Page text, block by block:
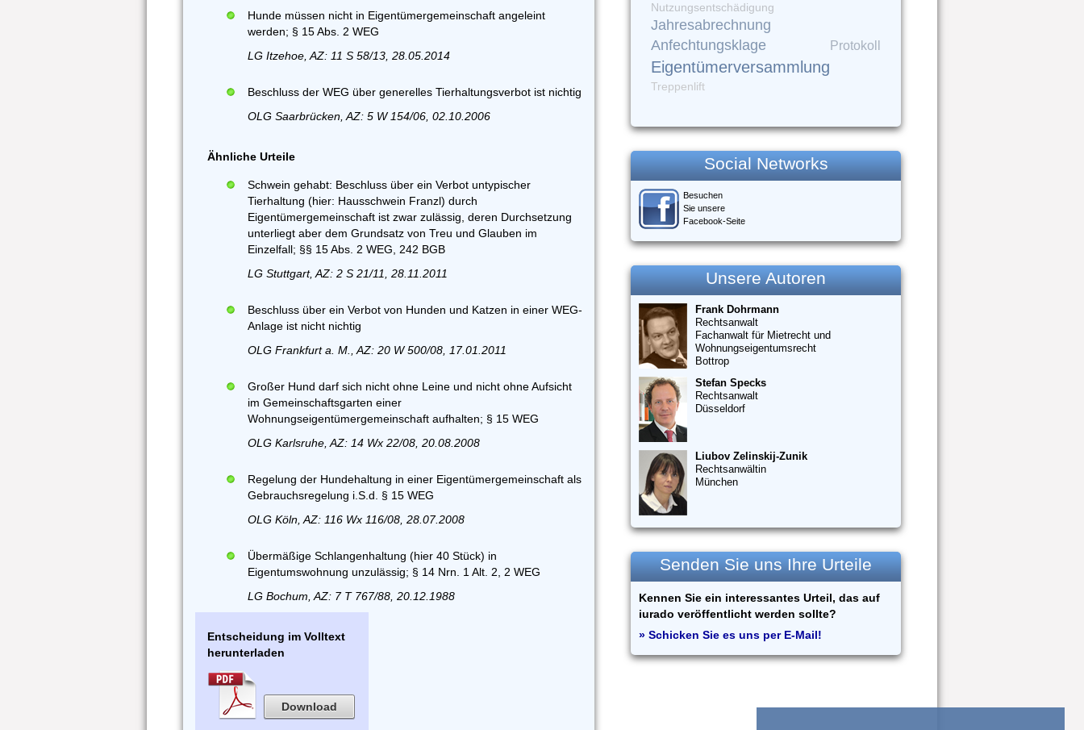
Hunde müssen nicht in Eigentümergemeinschaft angeleint
werden; § 15 Abs. 2 WEG
LG Itzehoe, AZ: 11 S 58/13, 28.05.2014
Beschluss der WEG über generelles Tierhaltungsverbot ist nichtig
OLG Saarbrücken, AZ: 5 W 154/06, 02.10.2006
Ähnliche Urteile
Schwein gehabt: Beschluss über ein Verbot untypischer
Tierhaltung (hier: Hausschwein Franzl) durch
Eigentümergemeinschaft ist zwar zulässig, deren Durchsetzung
unterliegt aber dem Grundsatz von Treu und Glauben im
Einzelfall; §§ 15 Abs. 2 WEG, 242 BGB
LG Stuttgart, AZ: 2 S 21/11, 28.11.2011
Beschluss über ein Verbot von Hunden und Katzen in einer WEG-
Anlage ist nicht nichtig
OLG Frankfurt a. M., AZ: 20 W 500/08, 17.01.2011
Großer Hund darf sich nicht ohne Leine und nicht ohne Aufsicht
im Gemeinschaftsgarten einer
Wohnungseigentümergemeinschaft aufhalten; § 15 WEG
OLG Karlsruhe, AZ: 14 Wx 22/08, 20.08.2008
Regelung der Hundehaltung in einer Eigentümergemeinschaft als
Gebrauchsregelung i.S.d. § 15 WEG
OLG Köln, AZ: 116 Wx 116/08, 28.07.2008
Übermäßige Schlangenhaltung (hier 40 Stück) in
Eigentumswohnung unzulässig; § 14 Nrn. 1 Alt. 2, 2 WEG
LG Bochum, AZ: 7 T 767/88, 20.12.1988
Entscheidung im Volltext
herunterladen
Download
Nutzungsentschädigung
Jahresabrechnung
Anfechtungsklage
Protokoll
Eigentümerversammlung
Treppenlift
Social Networks
Besuchen
Sie unsere
Facebook-Seite
Unsere Autoren
Frank Dohrmann
Rechtsanwalt
Fachanwalt für Mietrecht und
Wohnungseigentumsrecht
Bottrop
Stefan Specks
Rechtsanwalt
Düsseldorf
Liubov Zelinskij-Zunik
Rechtsanwältin
München
Senden Sie uns Ihre Urteile
Kennen Sie ein interessantes Urteil, das auf
iurado veröffentlicht werden sollte?
» Schicken Sie es uns per E-Mail!